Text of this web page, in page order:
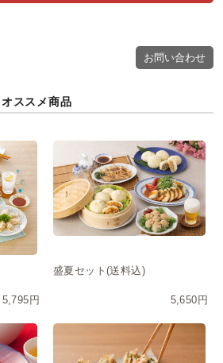
お問い合わせ
オススメ商品
5,795円
盛夏セット(送料込)
5,650円